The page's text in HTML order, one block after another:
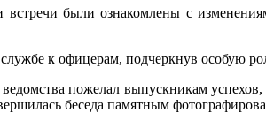
встречи были ознакомлены с
к офицерам, подчеркнув особую
ведомства пожелал выпускникам
беседа памятным